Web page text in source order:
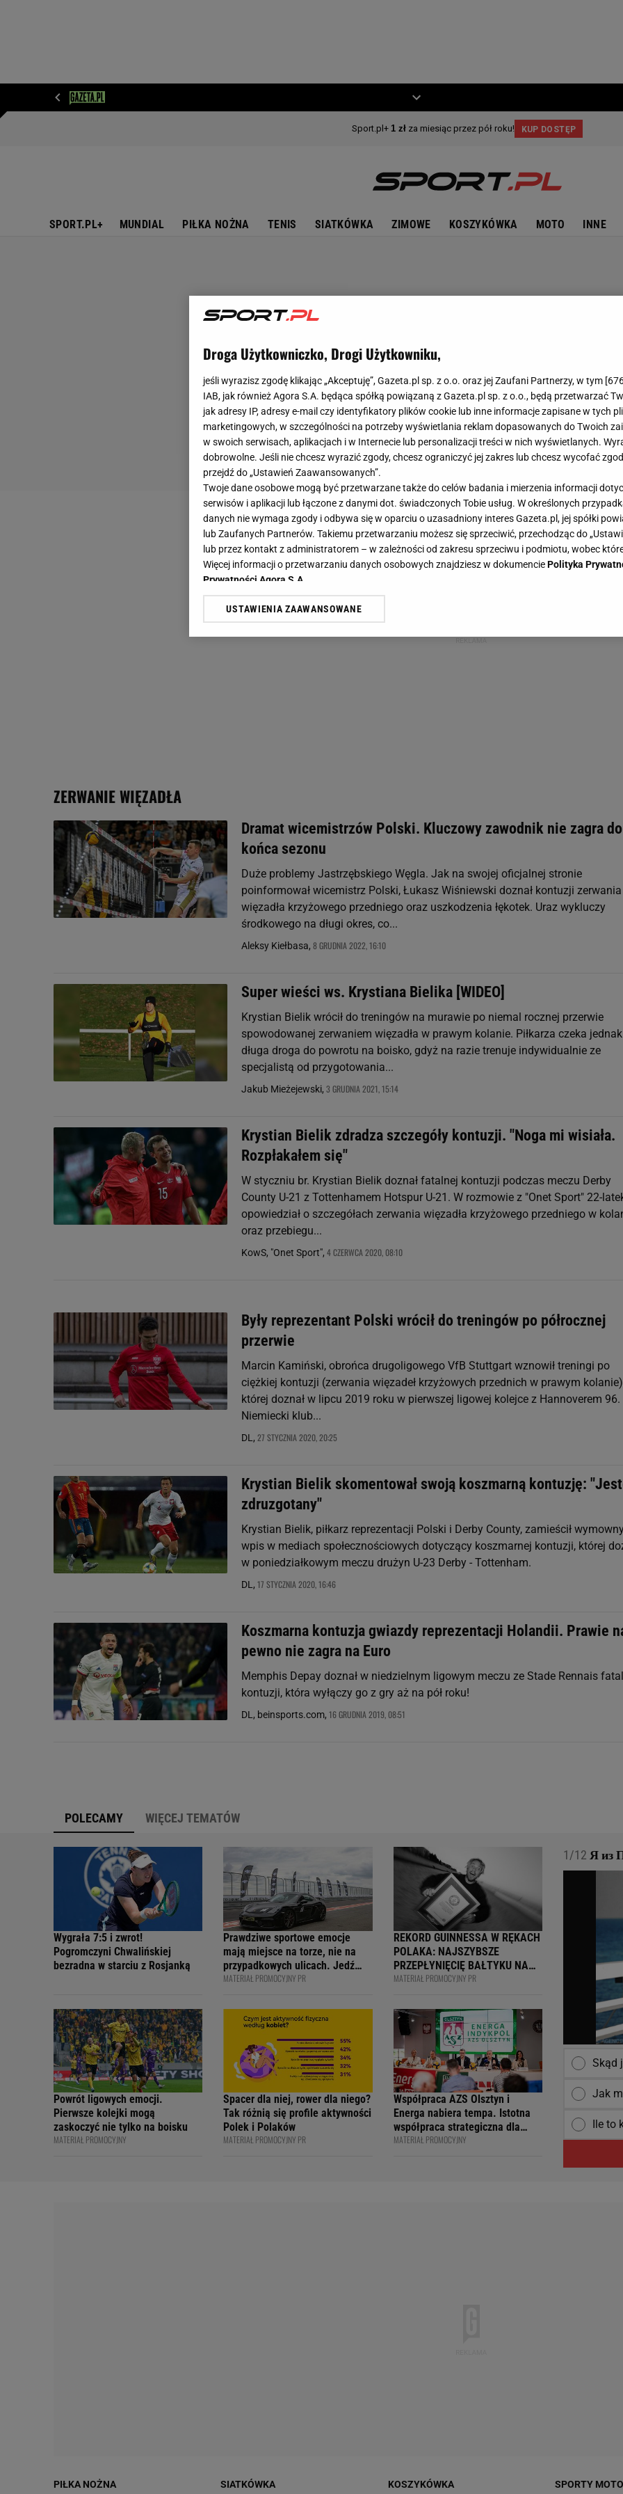
SPORT.PL+ MUNDIAL PIŁKA NOŻNA TENIS SIATKÓWKA ZIMOWE KOSZYKÓWKA MOTO INNE
ZERWANIE WIĘZADŁA
Dramat wicemistrzów Polski. Kluczowy zawodnik nie zagra do
końca sezonu
Duże problemy Jastrzębskiego Węgla. Jak na swojej oficjalnej stronie
poinformował wicemistrz Polski, Łukasz Wiśniewski doznał kontuzji zerwania
więzadła krzyżowego przedniego oraz uszkodzenia łękotek. Uraz wykluczy
środkowego na długi okres, co...
Aleksy Kiełbasa, 8 GRUDNIA 2022, 16:10
Super wieści ws. Krystiana Bielika [WIDEO]
Krystian Bielik wrócił do treningów na murawie po niemal rocznej przerwie
spowodowanej zerwaniem więzadła w prawym kolanie. Piłkarza czeka jednak
długa droga do powrotu na boisko, gdyż na razie trenuje indywidualnie ze
specjalistą od przygotowania...
Jakub Mieżejewski, 3 GRUDNIA 2021, 15:14
Krystian Bielik zdradza szczegóły kontuzji. "Noga mi wisiała.
Rozpłakałem się"
W styczniu br. Krystian Bielik doznał fatalnej kontuzji podczas meczu Derby
County U-21 z Tottenhamem Hotspur U-21. W rozmowie z "Onet Sport" 22-
opowiedział o szczegółach zerwania więzadła krzyżowego przedniego w
oraz przebiegu...
KowS, "Onet Sport", 4 CZERWCA 2020, 08:10
Były reprezentant Polski wrócił do treningów po półrocznej
przerwie
Marcin Kamiński, obrońca drugoligowego VfB Stuttgart wznowił treningi po
ciężkiej kontuzji (zerwania więzadeł krzyżowych przednich w prawym
której doznał w lipcu 2019 roku w pierwszej ligowej kolejce z Hannoverem 96.
Niemiecki klub...
DL, 27 STYCZNIA 2020, 20:25
Krystian Bielik skomentował swoją koszmarną kontuzję:
zdruzgotany"
Krystian Bielik, piłkarz reprezentacji Polski i Derby County, zamieścił
wpis w mediach społecznościowych dotyczący koszmarnej kontuzji, której
w poniedziałkowym meczu drużyn U-23 Derby - Tottenham.
DL, 17 STYCZNIA 2020, 16:46
Koszmarna kontuzja gwiazdy reprezentacji Holandii. Prawie
pewno nie zagra na Euro
Memphis Depay doznał w niedzielnym ligowym meczu ze Stade Rennais
kontuzji, która wyłączy go z gry aż na pół roku!
DL, beinsports.com, 16 GRUDNIA 2019, 08:51
POLECAMY WIĘCEJ TEMATÓW
Wygrała 7:5 i zwrot!
Pogromczyni Chwalińskiej
bezradna w starciu z Rosjanką
Prawdziwe sportowe emocje
mają miejsce na torze, nie na
przypadkowych ulicach. Jedź
bezpiecznie - apelują
internetowi twórcy na 4F Racing
Academy
MATERIAŁ PROMOCYJNY PR
REKORD GUINNESSA W RĘKACH
POLAKA: NAJSZYBSZE
PRZEPŁYNIĘCIĘ BAŁTYKU NA
DESCE WINDSURFINGOWEJ -
KSIĘGI
MATERIAŁ PROMOCYJNY PR
Powrót ligowych emocji.
Pierwsze kolejki mogą
zaskoczyć nie tylko na boisku
MATERIAŁ PROMOCYJNY
Spacer dla niej, rower dla niego?
Tak różnią się profile aktywności
Polek i Polaków
MATERIAŁ PROMOCYJNY PR
Współpraca AZS Olsztyn i
Energa nabiera tempa. Istotna
współpraca strategiczna dla
siatkarskiego klubu i marki
MATERIAŁ PROMOCYJNY
1/12 Я из
Skąd
Jak
Ile to
PIŁKA NOŻNA SIATKÓWKA KOSZYKÓWKA SPORTY
Droga Użytkowniczko, Drogi Użytkowniku,
jeśli wyrazisz zgodę klikając „Akceptuję”, Gazeta.pl sp. z o.o. oraz jej Zaufani Partnerzy, w tym [
IAB, jak również Agora S.A. będąca spółką powiązaną z Gazeta.pl sp. z o.o., będą przetwarzać
jak adresy IP, adresy e-mail czy identyfikatory plików cookie lub inne informacje zapisane w tych
marketingowych, w szczególności na potrzeby wyświetlania reklam dopasowanych do Twoich
w swoich serwisach, aplikacjach i w Internecie lub personalizacji treści w nich wyświetlanych.
dobrowolne. Jeśli nie chcesz wyrazić zgody, chcesz ograniczyć jej zakres lub chcesz wycofać
przejdź do „Ustawień Zaawansowanych”.
Twoje dane osobowe mogą być przetwarzane także do celów badania i mierzenia informacji
serwisów i aplikacji lub łączone z danymi dot. świadczonych Tobie usług. W określonych
danych nie wymaga zgody i odbywa się w oparciu o uzasadniony interes Gazeta.pl, jej spółki
lub Zaufanych Partnerów. Takiemu przetwarzaniu możesz się sprzeciwić, przechodząc do
lub przez kontakt z administratorem – w zależności od zakresu sprzeciwu i podmiotu, wobec
Więcej informacji o przetwarzaniu danych osobowych znajdziesz w dokumenciePolityka
Prywatności Agora S.A.
Klikając „Akceptuję” wyrażasz też zgodę na zainstalowanie i przechowywanie plików cookie
Zaufanych Partnerów i Agora S.A. na Twoim urządzeniu końcowym. Możesz w każdej chwili
USTAWIENIA ZAAWANSOWANE